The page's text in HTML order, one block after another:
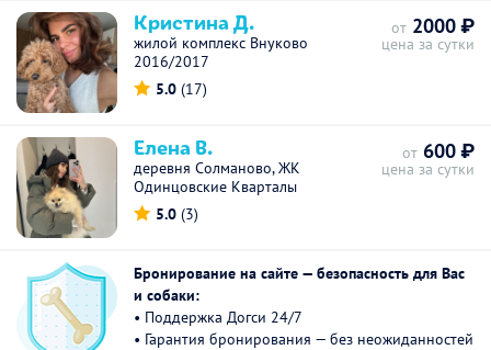
Кристина Д.
жилой комплекс Внуково
2016/2017
5.0 (17)
от 2000 ₽
цена за сутки
Елена В.
деревня Солманово, ЖК
Одинцовские Кварталы
5.0 (3)
от 600 ₽
цена за сутки
Бронирование на сайте — безопасность для Вас
и собаки:
• Поддержка Догси 24/7
• Гарантия бронирования — без неожиданностей